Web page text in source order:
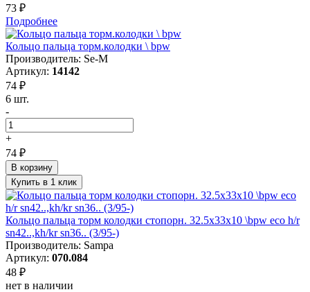
73 ₽
Подробнее
Кольцо пальца торм.колодки \ bpw
Производитель: Se-M
Артикул: 14142
74 ₽
6 шт.
-
+
74 ₽
В корзину
Купить в 1 клик
Кольцо пальца торм колодки стопорн. 32.5x33x10 \bpw eco h/r
sn42..,kh/kr sn36.. (3/95-)
Производитель: Sampa
Артикул: 070.084
48 ₽
нет в наличии